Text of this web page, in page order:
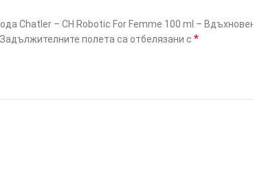
Chatler – CH Robotic For Femme 100 ml – Вдъхновен
Задължителните полета са отбелязани с *